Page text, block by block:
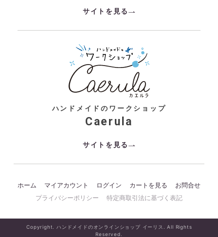
サイトを見る
ハンドメイドのワークショップ
Caerula
サイトを見る
ホーム マイアカウント ログイン カートを見る
お問合せ
プライバシーポリシー
特定商取引法に基づく表記
Copyright. ハンドメイドのオンラインショップ イーリス. All Rights
Reserved.